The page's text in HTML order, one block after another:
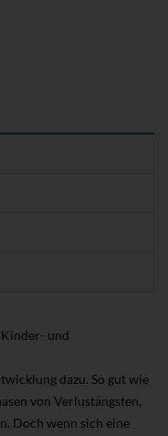
und
dazu. So gut wie
von Verlustängsten,
Doch wenn sich eine